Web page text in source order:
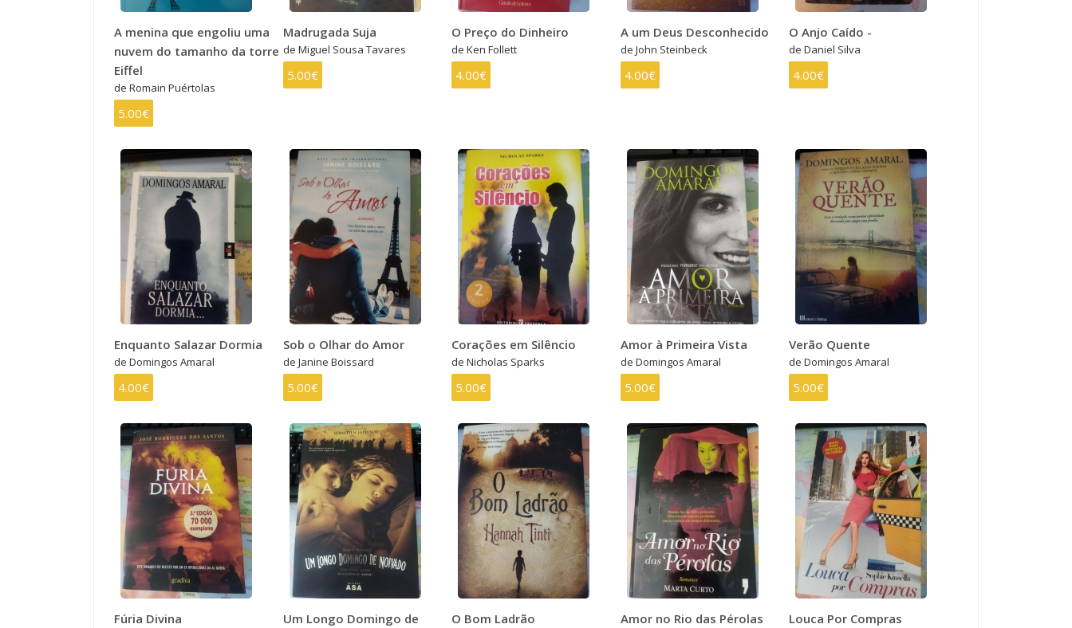
A menina que engoliu uma
nuvem do tamanho da torre
Eiffel
de Romain Puértolas
5.00€
Madrugada Suja
de Miguel Sousa Tavares
5.00€
O Preço do Dinheiro
de Ken Follett
4.00€
A um Deus Desconhecido
de John Steinbeck
4.00€
O Anjo Caído -
de Daniel Silva
4.00€
Enquanto Salazar Dormia
de Domingos Amaral
4.00€
Sob o Olhar do Amor
de Janine Boissard
5.00€
Corações em Silêncio
de Nicholas Sparks
5.00€
Amor à Primeira Vista
de Domingos Amaral
5.00€
Verão Quente
de Domingos Amaral
5.00€
Fúria Divina
Um Longo Domingo de
O Bom Ladrão Amor no Rio das Pérolas Louca Por Compras